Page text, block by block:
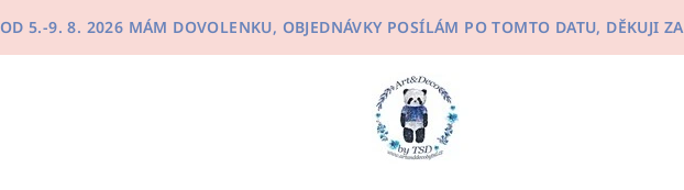
OD 5.-9. 8. 2026 MÁM DOVOLENKU, OBJEDNÁVKY POSÍLÁM PO TOMTO DATU, DĚKUJI